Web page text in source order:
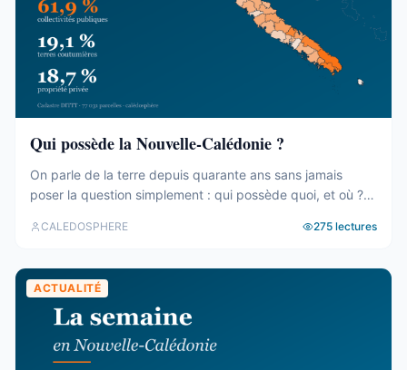
Qui possède la Nouvelle-Calédonie ?
On parle de la terre depuis quarante ans sans jamais
poser la question simplement : qui possède quoi, et où ?
agrégé ses 77 031 parcelles. Le résultat tient en trois
CALEDOSPHERE 275 lectures
ACTUALITÉ